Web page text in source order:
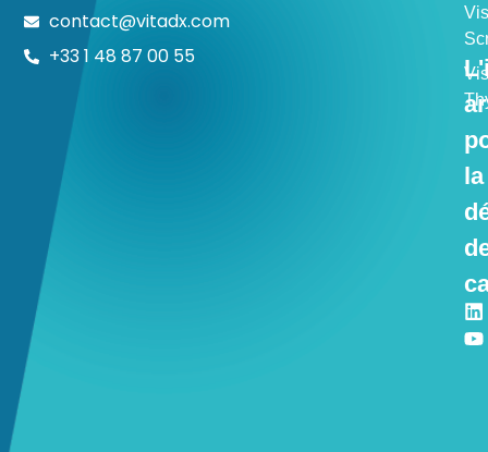
la
contact@vitadx.com
+33 1 48 87 00 55